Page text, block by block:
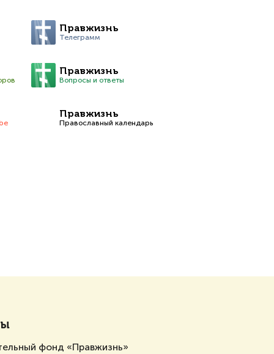
Правжизнь
Телеграмм
Правжизнь
Вопросы и ответы
Правжизнь
Православный календарь
фонд «Правжизнь»